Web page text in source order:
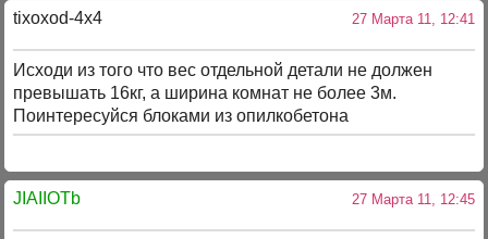
tixoxod-4x4 27 Марта 11, 12:41
Исходи из того что вес отдельной детали не должен
превышать 16кг, а ширина комнат не более 3м.
Поинтересуйся блоками из опилкобетона
JIAIIOTb 27 Марта 11, 12:45